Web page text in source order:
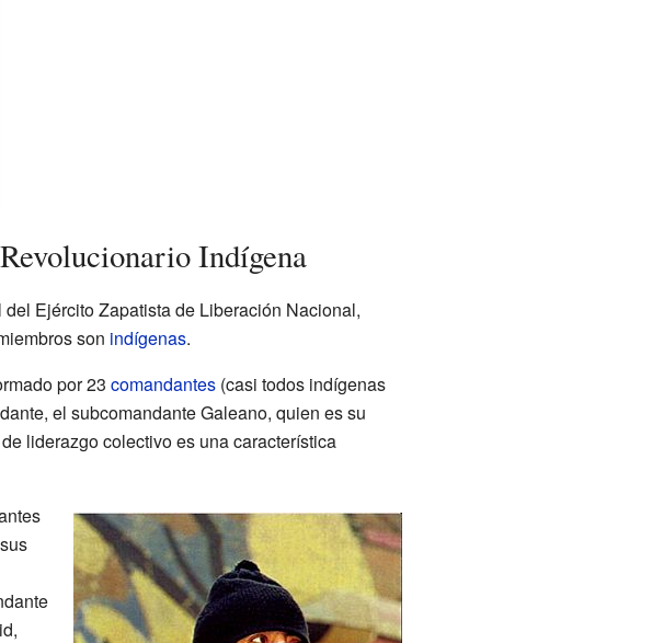
Indígena
Ejército Zapatista de Liberación Nacional,
son indígenas.
por 23 comandantes(casi todos indígenas
el subcomandante Galeano, quien es su
liderazgo colectivo es una característica